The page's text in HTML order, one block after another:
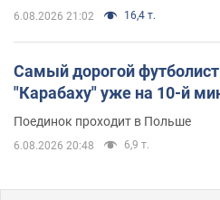
6.08.2026 21:02 16,4 т.
Самый дорогой
"Карабаху" уже на 10-й
Поединок проходит в Польше
6.08.2026 20:48 6,9 т.